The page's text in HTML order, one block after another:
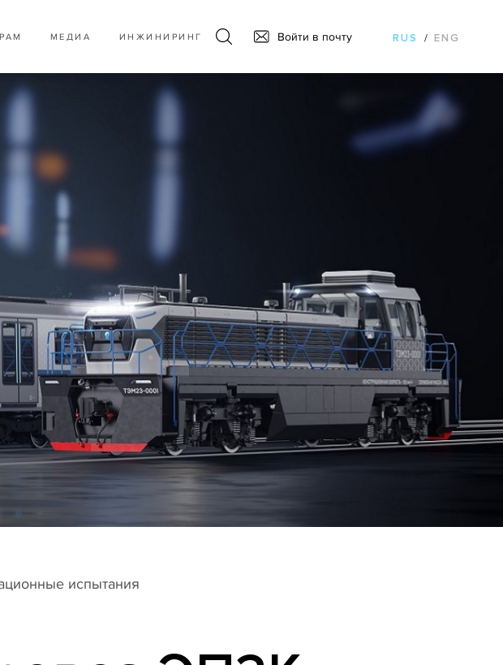
МЕДИА ИНЖИНИРИНГ Войти в почту RUS / ENG
испытания